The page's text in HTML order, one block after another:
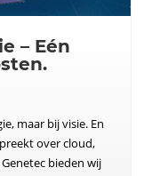
– Eén
maar bij visie. En
over cloud,
bieden wij